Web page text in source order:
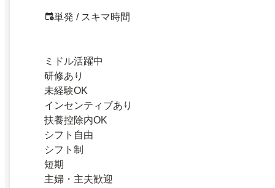
単発 / スキマ時間
ミドル活躍中
研修あり
未経験OK
インセンティブあり
扶養控除内OK
シフト自由
シフト制
短期
主婦・主夫歓迎